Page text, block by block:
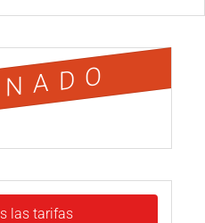
las tarifas